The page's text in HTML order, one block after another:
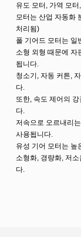
유도 모터, 가역 모
모터는 산업 자동화
처리됨)
폴 기어드 모터는 일
소형 외형 때문에 자
됩니다.
청소기, 자동 커튼,
다.
또한, 속도 제어의
다.
저속으로 오르내리
사용됩니다.
유성 기어 모터는 높
소형화, 경량화, 저
다.